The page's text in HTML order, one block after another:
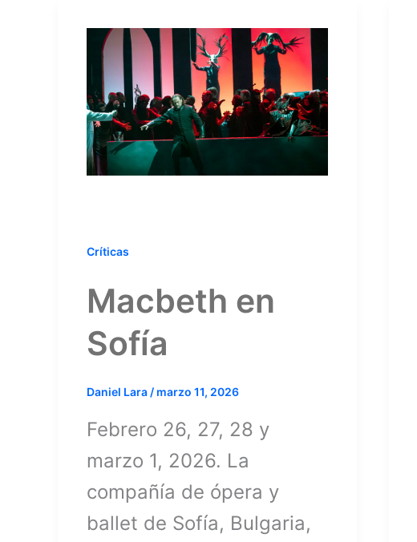
Críticas
Macbeth en
Sofía
Daniel Lara / marzo 11, 2026
Febrero 26, 27, 28 y
marzo 1, 2026. La
compañía de ópera y
ballet de Sofía, Bulgaria,